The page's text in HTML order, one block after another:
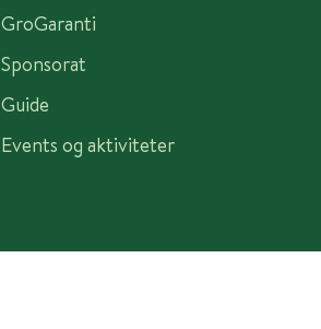
GroGaranti
Sponsorat
Guide
Events og aktiviteter